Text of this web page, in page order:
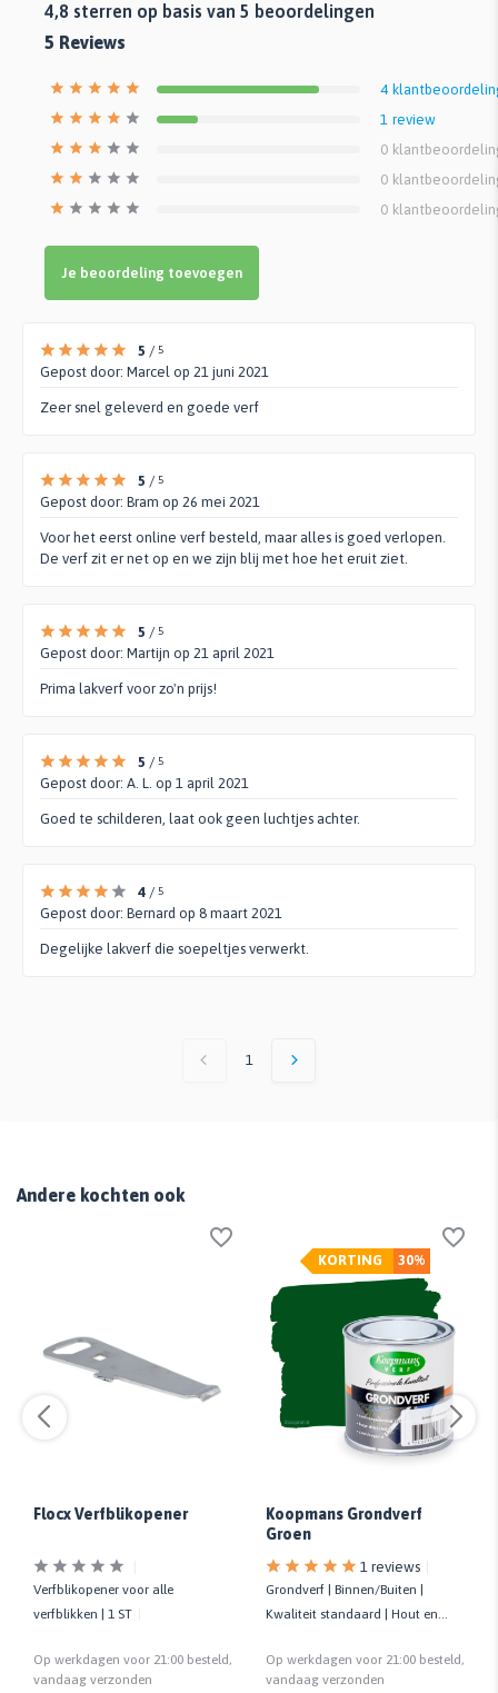
4,8 sterren op basis van 5 beoordelingen
5 Reviews
4
1 review
0
0
0
Je beoordeling toevoegen
5 / 5
Gepost door: Marcel op 21 juni 2021
Zeer snel geleverd en goede verf
5 / 5
Gepost door: Bram op 26 mei 2021
Voor het eerst online verf besteld, maar alles is goed verlopen.
De verf zit er net op en we zijn blij met hoe het eruit ziet.
5 / 5
Gepost door: Martijn op 21 april 2021
Prima lakverf voor zo'n prijs!
5 / 5
Gepost door: A. L. op 1 april 2021
Goed te schilderen, laat ook geen luchtjes achter.
4 / 5
Gepost door: Bernard op 8 maart 2021
Degelijke lakverf die soepeltjes verwerkt.
1
Andere kochten ook
Flocx Verfblikopener
Verfblikopener voor alle
verfblikken | 1 ST
Op werkdagen voor 21:00 besteld,
vandaag verzonden
30%
KORTING
Koopmans Grondverf
Groen
1 reviews
Grondverf | Binnen/Buiten |
Kwaliteit standaard | Hout en
Op werkdagen voor 21:00 besteld,
vandaag verzonden